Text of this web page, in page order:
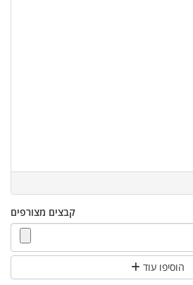
קבצים מצורפים
הוסיפו עוד